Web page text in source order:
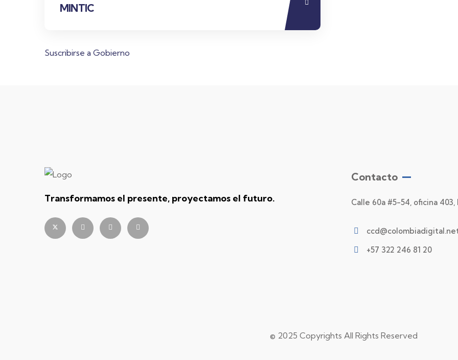
MINTIC
Suscribirse a Gobierno
Transformamos el presente, proyectamos el futuro.
Contacto
Calle 60a #5-54, oficina 403,
+57 322 246 81 20
© 2025 Copyrights All Rights Reserved